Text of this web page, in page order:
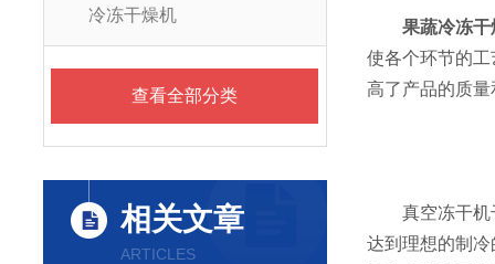
冷冻干燥机
查看全部分类
相关文章
ARTICLES
果蔬冷冻
使各个环节的
高了产品的质
真空冻干机干
达到理想的制